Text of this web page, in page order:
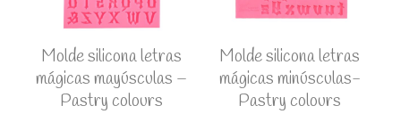
Molde silicona letras
mágicas mayúsculas –
Pastry colours
Molde silicona letras
mágicas minúsculas-
Pastry colours